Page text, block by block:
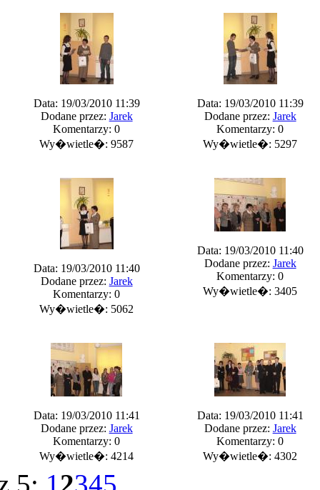
Data: 19/03/2010 11:39
Dodane przez: Jarek
Komentarzy: 0
Wy�wietle�: 9587
Data: 19/03/2010 11:39
Dodane przez: Jarek
Komentarzy: 0
Wy�wietle�: 5297
Data: 19/03/2010 11:40
Dodane przez: Jarek
Komentarzy: 0
Wy�wietle�: 5062
Data: 19/03/2010 11:40
Dodane przez: Jarek
Komentarzy: 0
Wy�wietle�: 3405
Data: 19/03/2010 11:41
Dodane przez: Jarek
Komentarzy: 0
Wy�wietle�: 4214
Data: 19/03/2010 11:41
Dodane przez: Jarek
Komentarzy: 0
Wy�wietle�: 4302
5: 1 2345